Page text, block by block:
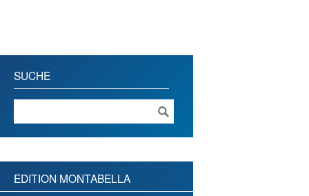
SUCHE
EDITION MONTABELLA